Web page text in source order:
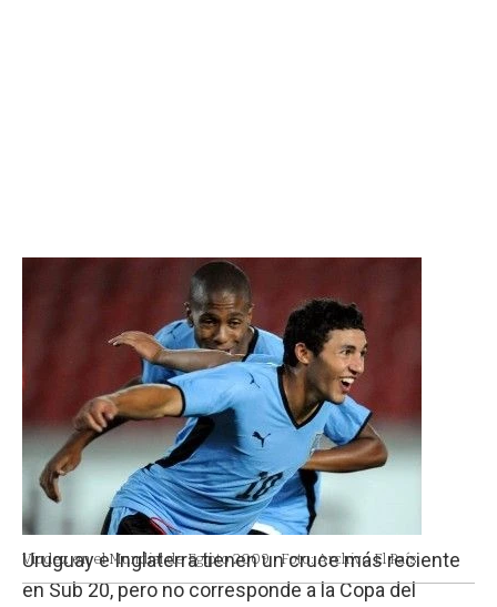
Viudez en el Mundial de Egipto 2009. Foto: Archivo El País.
Uruguay e Inglaterra tienen un cruce más reciente
en Sub 20, pero no corresponde a la Copa del